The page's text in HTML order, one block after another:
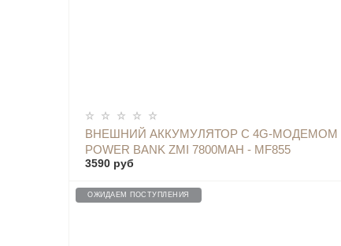
ВНЕШНИЙ АККУМУЛЯТОР С 4G-МОДЕМОМ
POWER BANK ZMI 7800MAH - MF855
3590 руб
ОПОВЕСТИТЬ
ОЖИДАЕМ ПОСТУПЛЕНИЯ